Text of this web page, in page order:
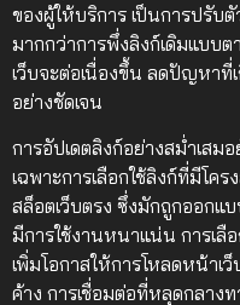
ของผู้ให้บริการ เป็นการปรับ
มากกว่าการพึ่งลิงก์เดิมแบบต
เว็บจะต่อเนื่องขึ้น ลดปัญหาที่
อย่างชัดเจน
การอัปเดตลิงก์อย่างสม่ำเสม
เฉพาะการเลือกใช้ลิงก์ที่มีโค
สล็อตเว็บตรง ซึ่งมักถูกออกแ
มีการใช้งานหนาแน่น การเลื
เพิ่มโอกาสให้การโหลดหน้าเ
ค้าง การเชื่อมต่อที่หลุดกลางท